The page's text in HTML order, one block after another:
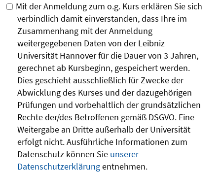
Mit der Anmeldung zum o.g. Kurs erklären Sie sich
verbindlich damit einverstanden, dass Ihre im
Zusammenhang mit der Anmeldung
weitergegebenen Daten von der Leibniz
Universität Hannover für die Dauer von 3 Jahren,
gerechnet ab Kursbeginn, gespeichert werden.
Dies geschieht ausschließlich für Zwecke der
Abwicklung des Kurses und der dazugehörigen
Prüfungen und vorbehaltlich der grundsätzlichen
Rechte der/des Betroffenen gemäß DSGVO. Eine
Weitergabe an Dritte außerhalb der Universität
erfolgt nicht. Ausführliche Informationen zum
Datenschutz können Sie unserer
Datenschutzerklärungentnehmen.